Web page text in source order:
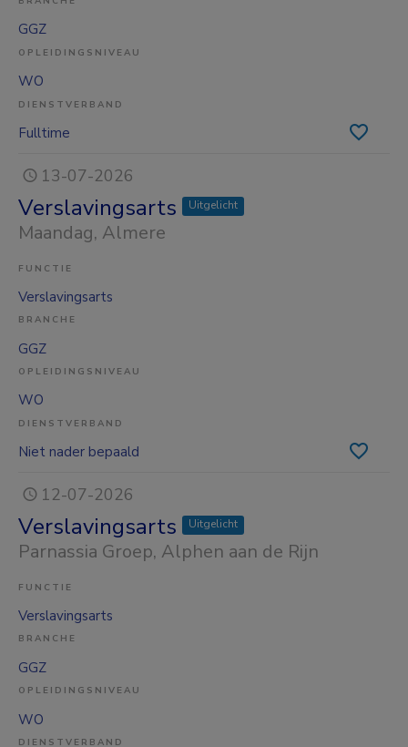
GGZ
OPLEIDINGSNIVEAU
WO
DIENSTVERBAND
Fulltime
13-07-2026
Verslavingsarts Uitgelicht
Maandag, Almere
FUNCTIE
Verslavingsarts
BRANCHE
GGZ
OPLEIDINGSNIVEAU
WO
DIENSTVERBAND
Niet nader bepaald
12-07-2026
Verslavingsarts Uitgelicht
Parnassia Groep, Alphen aan de Rijn
FUNCTIE
Verslavingsarts
BRANCHE
GGZ
OPLEIDINGSNIVEAU
WO
DIENSTVERBAND